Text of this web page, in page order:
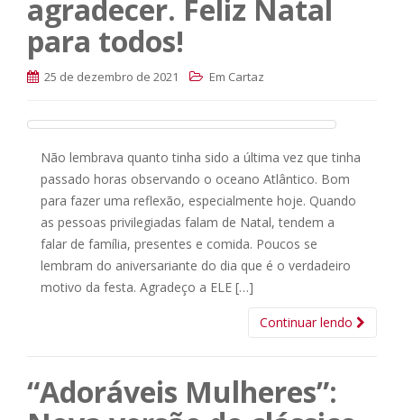
agradecer. Feliz Natal
para todos!
25 de dezembro de 2021 Em Cartaz
Não lembrava quanto tinha sido a última vez que tinha
passado horas observando o oceano Atlântico. Bom
para fazer uma reflexão, especialmente hoje. Quando
as pessoas privilegiadas falam de Natal, tendem a
falar de família, presentes e comida. Poucos se
lembram do aniversariante do dia que é o verdadeiro
motivo da festa. Agradeço a ELE […]
Continuar lendo
“Adoráveis Mulheres”: